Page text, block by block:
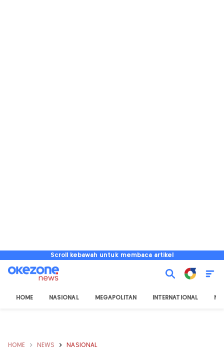
Scroll kebawah untuk membaca artikel
HOME NASIONAL MEGAPOLITAN INTERNATIONAL
HOME NEWS NASIONAL